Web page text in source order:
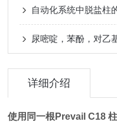
自动化系统中脱盐柱
尿嘧啶，苯酚，对乙
详细介绍
使用同一根Prevail C18